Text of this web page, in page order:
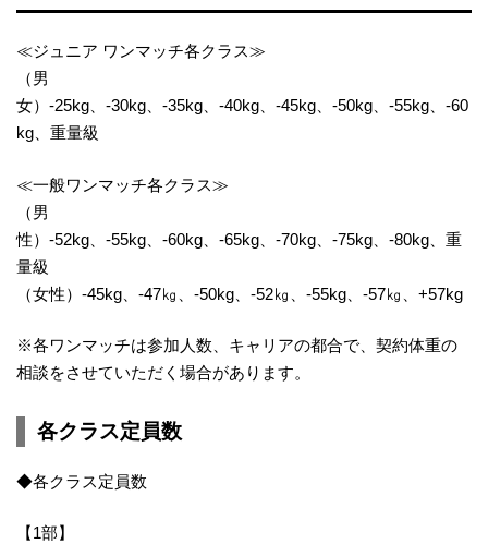
≪ジュニア ワンマッチ各クラス≫
（男
女）-25kg、-30kg、-35kg、-40kg、-45kg、-50kg、-55kg、-60
kg、重量級
≪一般ワンマッチ各クラス≫
（男
性）-52kg、-55kg、-60kg、-65kg、-70kg、-75kg、-80kg、重
量級
（女性）-45kg、-47㎏、-50kg、-52㎏、-55kg、-57㎏、+57kg
※各ワンマッチは参加人数、キャリアの都合で、契約体重の
相談をさせていただく場合があります。
各クラス定員数
◆各クラス定員数
【1部】